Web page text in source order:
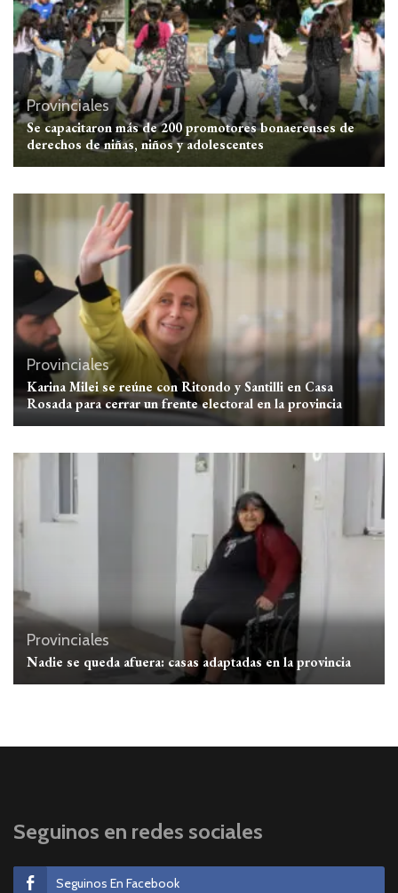
Provinciales
Se capacitaron más de 200 promotores bonaerenses de
derechos de niñas, niños y adolescentes
Provinciales
Karina Milei se reúne con Ritondo y Santilli en Casa
Rosada para cerrar un frente electoral en la provincia
Provinciales
Nadie se queda afuera: casas adaptadas en la provincia
Seguinos en redes sociales
Seguinos En Facebook